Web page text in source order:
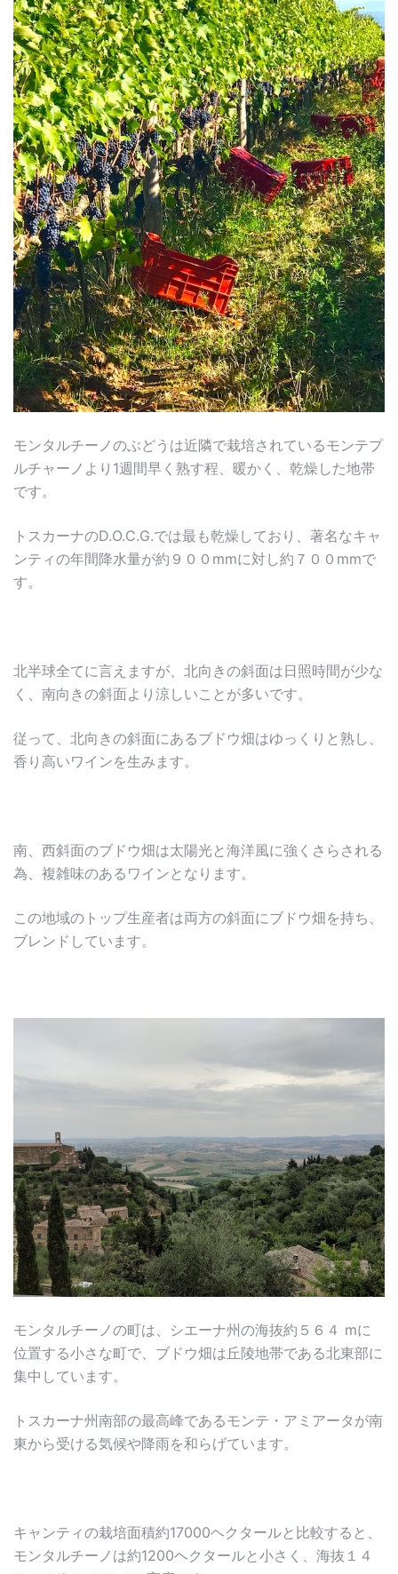
モンタルチーノのぶどうは近隣で栽培されているモンテプ
ルチャーノより1週間早く熟す程、暖かく、乾燥した地帯
です。
トスカーナのD.O.C.G.では最も乾燥しており、著名なキャ
ンティの年間降水量が約９００mmに対し約７００mmで
す。
北半球全てに言えますが、北向きの斜面は日照時間が少な
く、南向きの斜面より涼しいことが多いです。
従って、北向きの斜面にあるブドウ畑はゆっくりと熟し、
香り高いワインを生みます。
南、西斜面のブドウ畑は太陽光と海洋風に強くさらされる
為、複雑味のあるワインとなります。
この地域のトップ生産者は両方の斜面にブドウ畑を持ち、
ブレンドしています。
モンタルチーノの町は、シエーナ州の海抜約５６４ mに
位置する小さな町で、ブドウ畑は丘陵地帯である北東部に
集中しています。
トスカーナ州南部の最高峰であるモンテ・アミアータが南
東から受ける気候や降雨を和らげています。
キャンティの栽培面積約17000ヘクタールと比較すると、
モンタルチーノは約1200ヘクタールと小さく、海抜１４